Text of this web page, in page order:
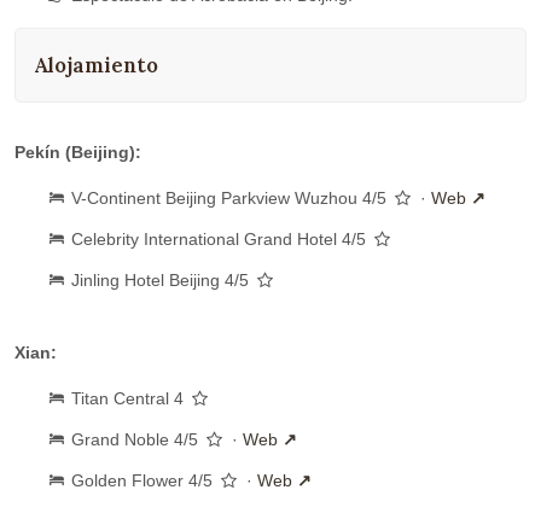
Alojamiento
Pekín (Beijing):
V-Continent Beijing Parkview Wuzhou 4/5 · Web
Celebrity International Grand Hotel 4/5
Jinling Hotel Beijing 4/5
Xian:
Titan Central 4
Grand Noble 4/5 · Web
Golden Flower 4/5 · Web